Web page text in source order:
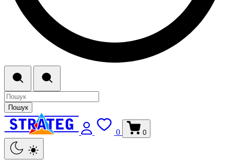
Пошук
0 0